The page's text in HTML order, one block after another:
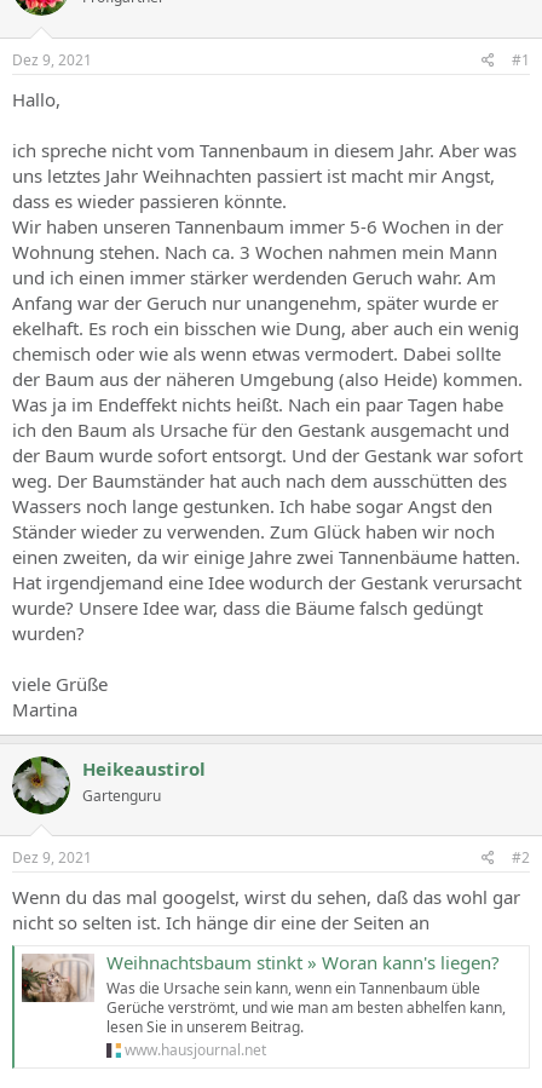
Dez 9, 2021 #1
Hallo,
ich spreche nicht vom Tannenbaum in diesem Jahr. Aber was
uns letztes Jahr Weihnachten passiert ist macht mir Angst,
dass es wieder passieren könnte.
Wir haben unseren Tannenbaum immer 5-6 Wochen in der
Wohnung stehen. Nach ca. 3 Wochen nahmen mein Mann
und ich einen immer stärker werdenden Geruch wahr. Am
Anfang war der Geruch nur unangenehm, später wurde er
ekelhaft. Es roch ein bisschen wie Dung, aber auch ein wenig
chemisch oder wie als wenn etwas vermodert. Dabei sollte
der Baum aus der näheren Umgebung (also Heide) kommen.
Was ja im Endeffekt nichts heißt. Nach ein paar Tagen habe
ich den Baum als Ursache für den Gestank ausgemacht und
der Baum wurde sofort entsorgt. Und der Gestank war sofort
weg. Der Baumständer hat auch nach dem ausschütten des
Wassers noch lange gestunken. Ich habe sogar Angst den
Ständer wieder zu verwenden. Zum Glück haben wir noch
einen zweiten, da wir einige Jahre zwei Tannenbäume hatten.
Hat irgendjemand eine Idee wodurch der Gestank verursacht
wurde? Unsere Idee war, dass die Bäume falsch gedüngt
wurden?
viele Grüße
Martina
Heikeaustirol
Gartenguru
Dez 9, 2021 #2
Wenn du das mal googelst, wirst du sehen, daß das wohl gar
nicht so selten ist. Ich hänge dir eine der Seiten an
Weihnachtsbaum stinkt » Woran kann's liegen?
Was die Ursache sein kann, wenn ein Tannenbaum üble
Gerüche verströmt, und wie man am besten abhelfen kann,
lesen Sie in unserem Beitrag.
www.hausjournal.net